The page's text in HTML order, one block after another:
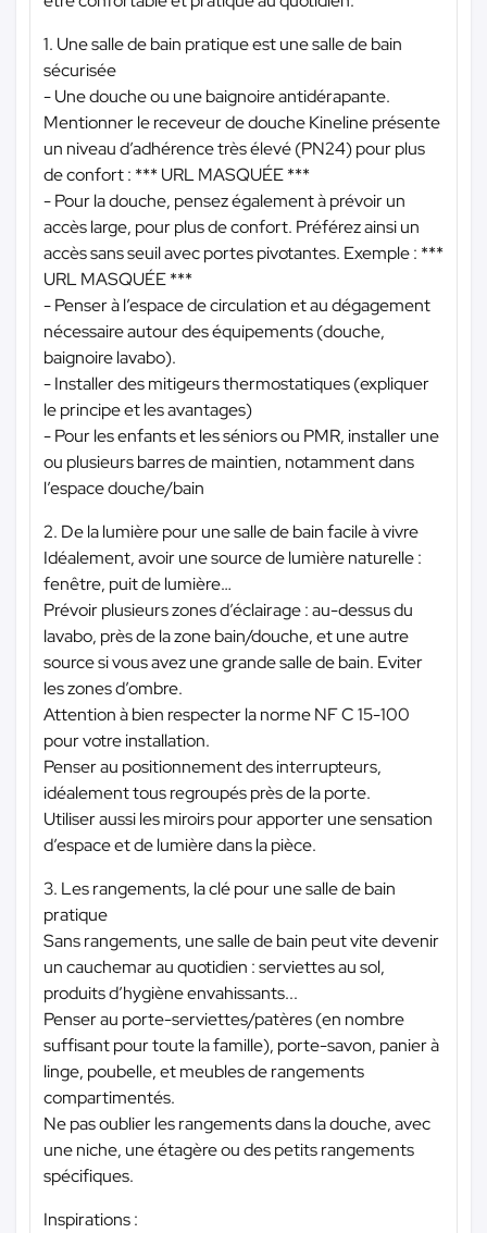
1. Une salle de bain pratique est une salle de bain
sécurisée
- Une douche ou une baignoire antidérapante.
Mentionner le receveur de douche Kineline présente
un niveau d’adhérence très élevé (PN24) pour plus
de confort : *** URL MASQUÉE ***
- Pour la douche, pensez également à prévoir un
accès large, pour plus de confort. Préférez ainsi un
accès sans seuil avec portes pivotantes. Exemple : ***
URL MASQUÉE ***
- Penser à l’espace de circulation et au dégagement
nécessaire autour des équipements (douche,
baignoire lavabo).
- Installer des mitigeurs thermostatiques (expliquer
le principe et les avantages)
- Pour les enfants et les séniors ou PMR, installer une
ou plusieurs barres de maintien, notamment dans
l’espace douche/bain
2. De la lumière pour une salle de bain facile à vivre
Idéalement, avoir une source de lumière naturelle :
fenêtre, puit de lumière…
Prévoir plusieurs zones d’éclairage : au-dessus du
lavabo, près de la zone bain/douche, et une autre
source si vous avez une grande salle de bain. Eviter
les zones d’ombre.
Attention à bien respecter la norme NF C 15-100
pour votre installation.
Penser au positionnement des interrupteurs,
idéalement tous regroupés près de la porte.
Utiliser aussi les miroirs pour apporter une sensation
d’espace et de lumière dans la pièce.
3. Les rangements, la clé pour une salle de bain
pratique
Sans rangements, une salle de bain peut vite devenir
un cauchemar au quotidien : serviettes au sol,
produits d’hygiène envahissants...
Penser au porte-serviettes/patères (en nombre
suffisant pour toute la famille), porte-savon, panier à
linge, poubelle, et meubles de rangements
compartimentés.
Ne pas oublier les rangements dans la douche, avec
une niche, une étagère ou des petits rangements
spécifiques.
Inspirations :